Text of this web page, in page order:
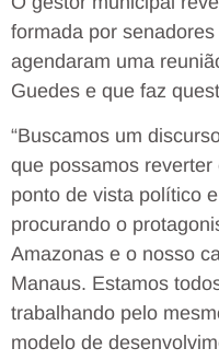
formada por
agendaram uma
Guedes e que faz
“Buscamos um
que possamos
ponto de vista político
procurando o
Amazonas e o nosso
Manaus. Estamos
trabalhando pelo
modelo de